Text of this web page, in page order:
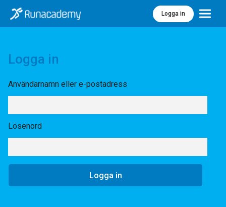
Logga in Meny
Logga in
Användarnamn eller e-postadress
Lösenord